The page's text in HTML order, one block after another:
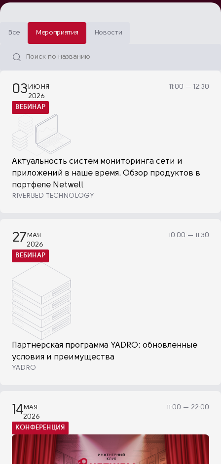
Все Мероприятия Новости
03 ИЮНЯ
2026
ВЕБИНАР
11:00 — 12:30
Актуальность систем мониторинга сети и
приложений в наше время. Обзор продуктов в
портфеле Netwell
RIVERBED TECHNOLOGY
27 МАЯ
2026
ВЕБИНАР
10:00 — 11:30
Партнерская программа YADRO: обновленные
условия и преимущества
YADRO
14МАЯ
2026
КОНФЕРЕНЦИЯ
11:00 — 22:00